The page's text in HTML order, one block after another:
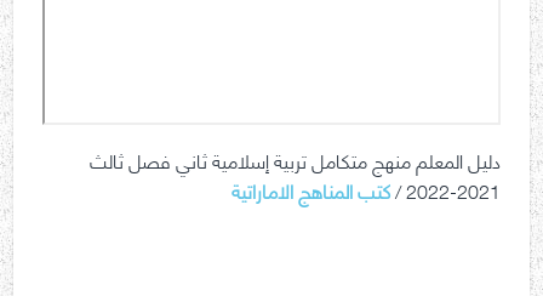
دليل المعلم منهج متكامل تربية إسلامية ثاني فصل ثالث
2021-2022 /
كتب المناهج الاماراتية